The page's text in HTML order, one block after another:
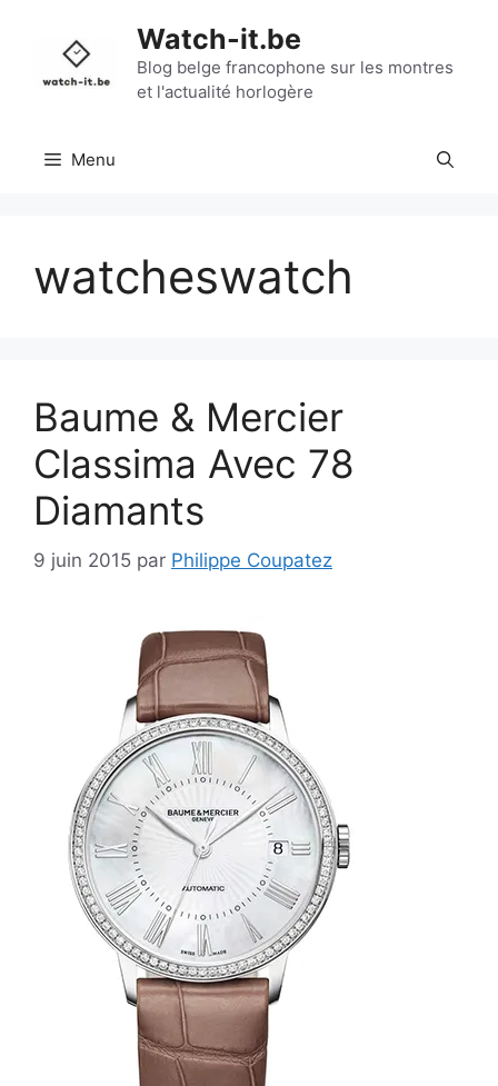
contenu
Watch-it.be
Blog belge francophone sur les montres
et l'actualité horlogère
Menu
watcheswatch
Baume & Mercier
Classima Avec 78
Diamants
9 juin 2015 par Philippe Coupatez